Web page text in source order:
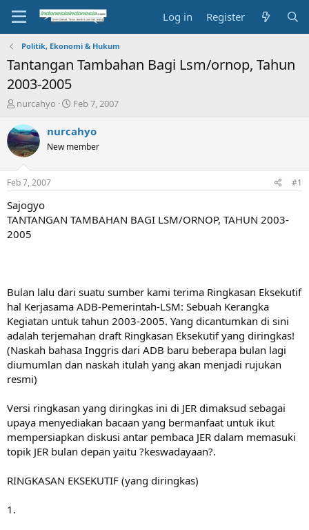
Log in Register
Politik, Ekonomi & Hukum
Tantangan Tambahan Bagi Lsm/ornop, Tahun
2003-2005
T
r
e
a
s
t
a
r
t
e
nurcahyo
S
a
t
Feb 7, 2007
nurcahyo
New member
Feb 7, 2007 #1
Sajogyo
TANTANGAN TAMBAHAN BAGI LSM/ORNOP, TAHUN 2003-
2005
Bulan lalu dari suatu sumber kami terima Ringkasan Eksekutif
hal Kerjasama ADB-Pemerintah-LSM: Sebuah Kerangka
Kegiatan untuk tahun 2003-2005. Yang dicantumkan di sini
adalah terjemahan draft Ringkasan Eksekutif yang diringkas!
(Naskah bahasa Inggris dari ADB baru beberapa bulan lagi
diumumlan dan naskah itulah yang akan menjadi rujukan
resmi)
Versi ringkasan yang diringkas ini di JER dimaksud sebagai
upaya menyediakan bacaan yang bermanfaat untuk ikut
mempersiapkan diskusi antar pembaca JER dalam memasuki
topik JER bulan depan yaitu ?keswadayaan?.
RINGKASAN EKSEKUTIF (yang diringkas)
1.